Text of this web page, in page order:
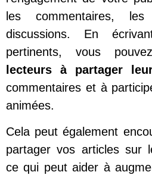
les commentaires,
discussions. En
pertinents, vous
lecteurs à partager
commentaires et à
animées.
Cela peut également
partager vos articles sur
ce qui peut aider à